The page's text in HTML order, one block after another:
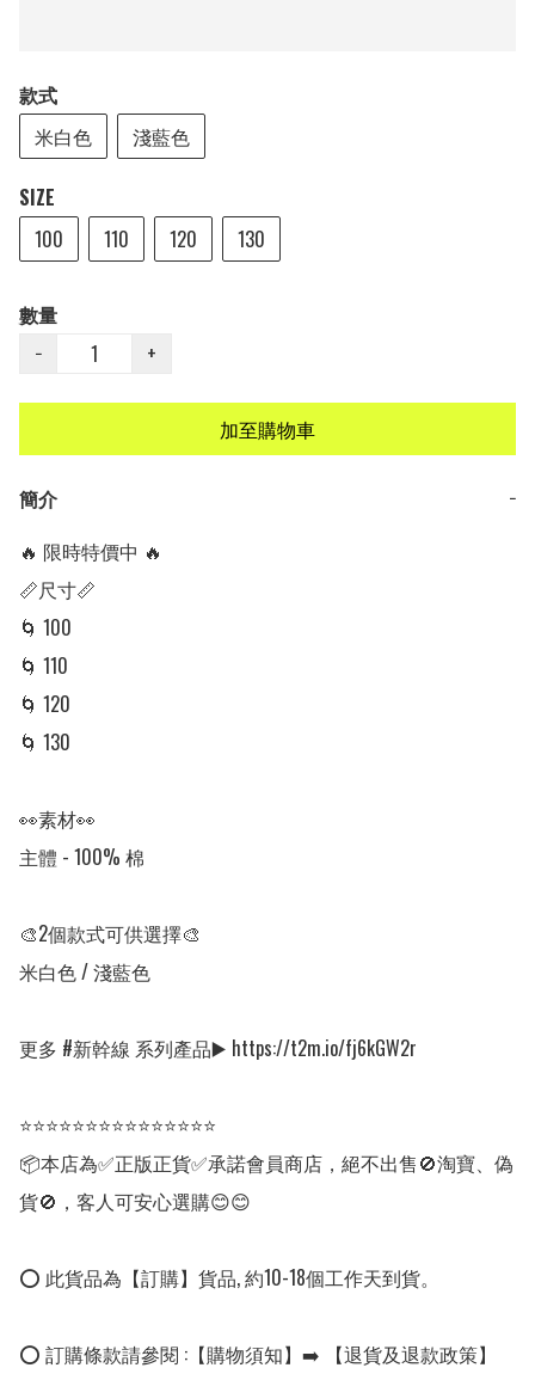
款式
米白色
淺藍色
SIZE
100
110 120 130
數量
−
+
加至購物車
簡介
−
🔥 限時特價中 🔥
📏尺寸📏
🌀 100
🌀 110
🌀 120
🌀 130
👀素材👀
主體 - 100% 棉
🎨2個款式可供選擇🎨
米白色 / 淺藍色
更多 #新幹線 系列產品▶️ https://t2m.io/fj6kGW2r
⭐⭐⭐⭐⭐⭐⭐⭐⭐⭐⭐⭐⭐⭐⭐
📦本店為✅正版正貨✅承諾會員商店，絕不出售🚫淘寶、偽
貨🚫，客人可安心選購😊😊
⭕ 此貨品為【訂購】貨品, 約10-18個工作天到貨。
⭕ 訂購條款請參閱 :【購物須知】➡️ 【退貨及退款政策】